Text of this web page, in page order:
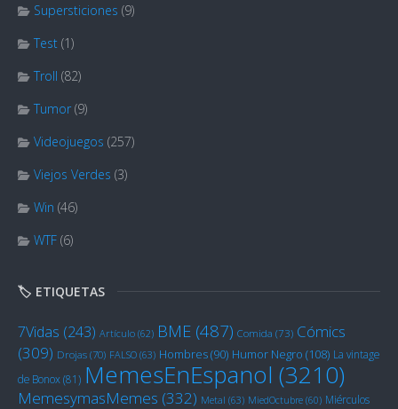
Supersticiones (9)
Test (1)
Troll (82)
Tumor (9)
Videojuegos (257)
Viejos Verdes (3)
Win (46)
WTF (6)
🏷️ ETIQUETAS
7Vidas (243) Artículo (62) BME (487) Comida (73) Cómics
(309) Drojas (70) FALSO (63) Hombres(90) Humor Negro (108) La vintage
de Bonox(81) MemesEnEspanol (3210)
MemesymasMemes (332) Metal (63) MiedOctubre (60) Miérculos